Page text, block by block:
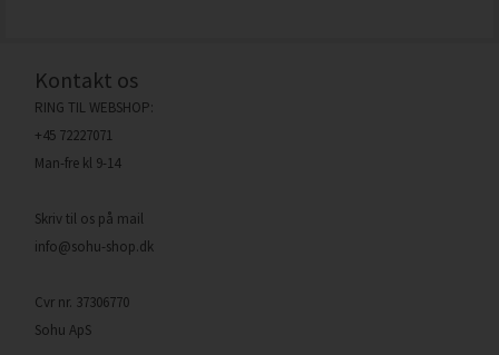
Kontakt os
RING TIL WEBSHOP:
+45 72227071
Man-fre kl 9-14
Skriv til os på mail
info@sohu-shop.dk
Cvr nr. 37306770
Sohu ApS